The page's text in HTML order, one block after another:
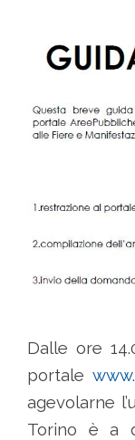
Dalle ore
portale
agevolarne
Torino è a